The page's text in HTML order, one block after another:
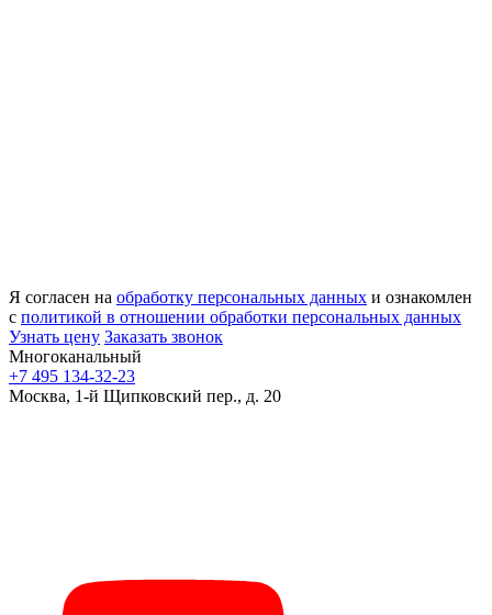
Я согласен на обработку персональных данных и ознакомлен
с политикой в отношении обработки персональных данных
Узнать цену Заказать звонок
Многоканальный
+7 495 134-32-23
Москва, 1-й Щипковский пер., д. 20